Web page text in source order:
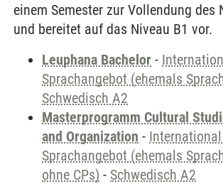
einem Semester zur Vollendung des
und bereitet auf das Niveau B1 vor.
Leuphana Bachelor -
Sprachangebot (ehemals
Schwedisch A2
Masterprogramm Cultural
and Organization -
Sprachangebot (ehemals
ohne CPs) - Schwedisch A2